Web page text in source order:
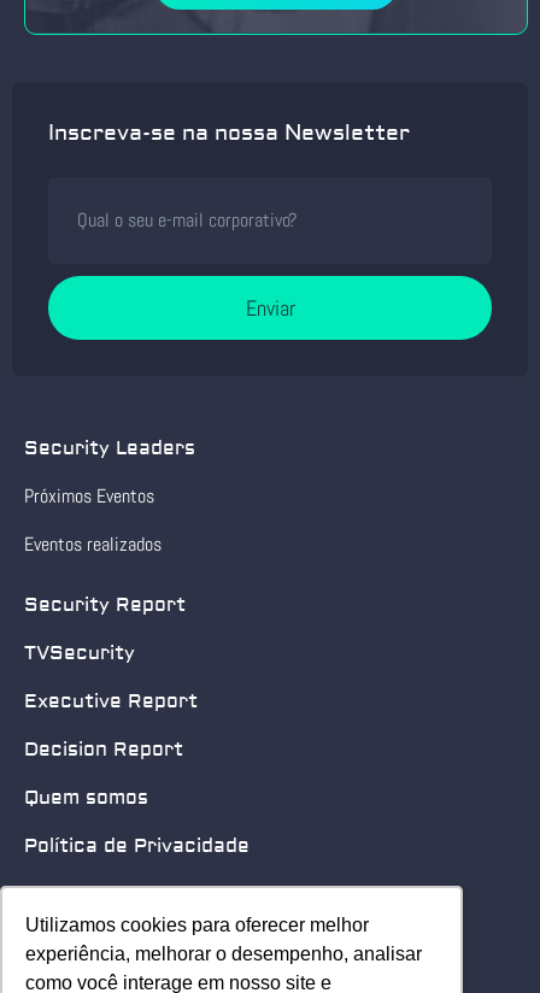
Utilizamos cookies para oferecer melhor
experiência, melhorar o desempenho, analisar
como você interage em nosso site e
Utilizamos cookies para oferecer melhor
experiência, melhorar o desempenho, analisar
como você interage em nosso site e
Inscreva-se na nossa Newsletter
Enviar
Security Leaders
Próximos Eventos
Eventos realizados
Security Report
TVSecurity
Executive Report
Decision Report
Quem somos
Política de Privacidade
Quero patrocinar
Contato